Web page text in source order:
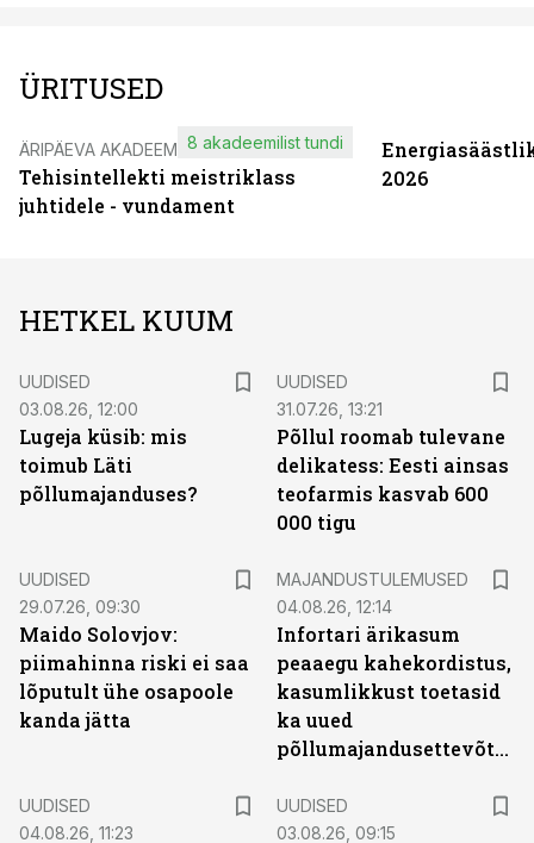
ÜRITUSED
ÄRIPÄEVA AKADEEMIA
Tehisintellekti meistriklass
juhtidele - vundament
8 akadeemilist tundi
2026
HETKEL KUUM
UUDISED
03.08.26, 12:00
Lugeja küsib: mis
toimub Läti
põllumajanduses?
UUDISED
31.07.26, 13:21
Põllul roomab tulevane
delikatess: Eesti ainsas
teofarmis kasvab 600
000 tigu
UUDISED
29.07.26, 09:30
Maido Solovjov:
piimahinna riski ei saa
lõputult ühe osapoole
kanda jätta
MAJANDUSTULEMUSED
04.08.26, 12:14
Infortari ärikasum
peaaegu kahekordistus,
kasumlikkust toetasid
ka uued
põllumajandusettevõtted
UUDISED
04.08.26, 11:23
UUDISED
03.08.26, 09:15